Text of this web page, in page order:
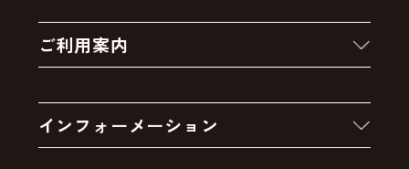
クーポン
卸販売・大量注文
ご利用案内
お支払いについて
インフォーメーション